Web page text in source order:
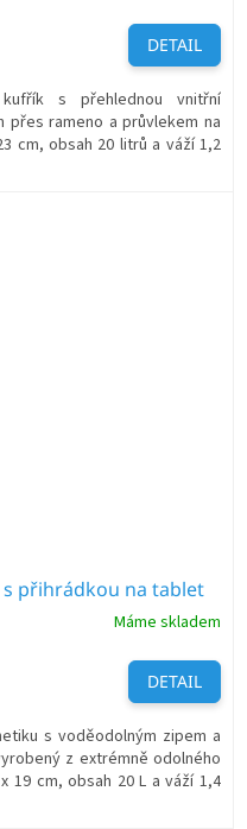
DETAIL
s přehlednou vnitřní
přes rameno a průvlekem na
cm, obsah 20 litrů a váží 1,2
s přihrádkou na tablet
Máme skladem
DETAIL
s voděodolným zipem a
z extrémně odolného
19 cm, obsah 20 L a váží 1,4